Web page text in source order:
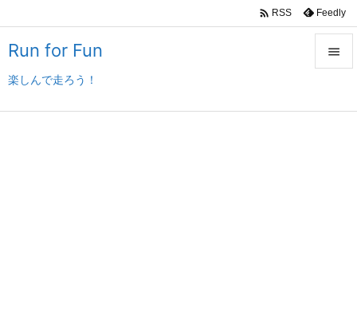
Run for Fun
楽しんで走ろう！

 RSS Feedly